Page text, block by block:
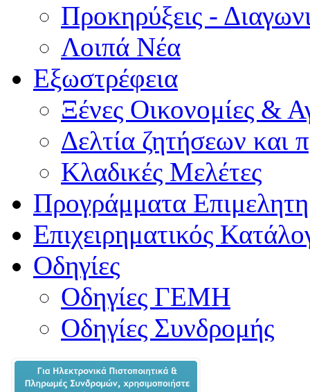
Προκηρύξεις -
Λοιπά Νέα
Εξωστρέφεια
Ξένες Οικονομίες &
Δελτία ζητήσεων
Κλαδικές Μελέτες
Προγράμματα
Επιχειρηματικός
Οδηγίες
Οδηγίες ΓΕΜΗ
Οδηγίες Συνδρομής